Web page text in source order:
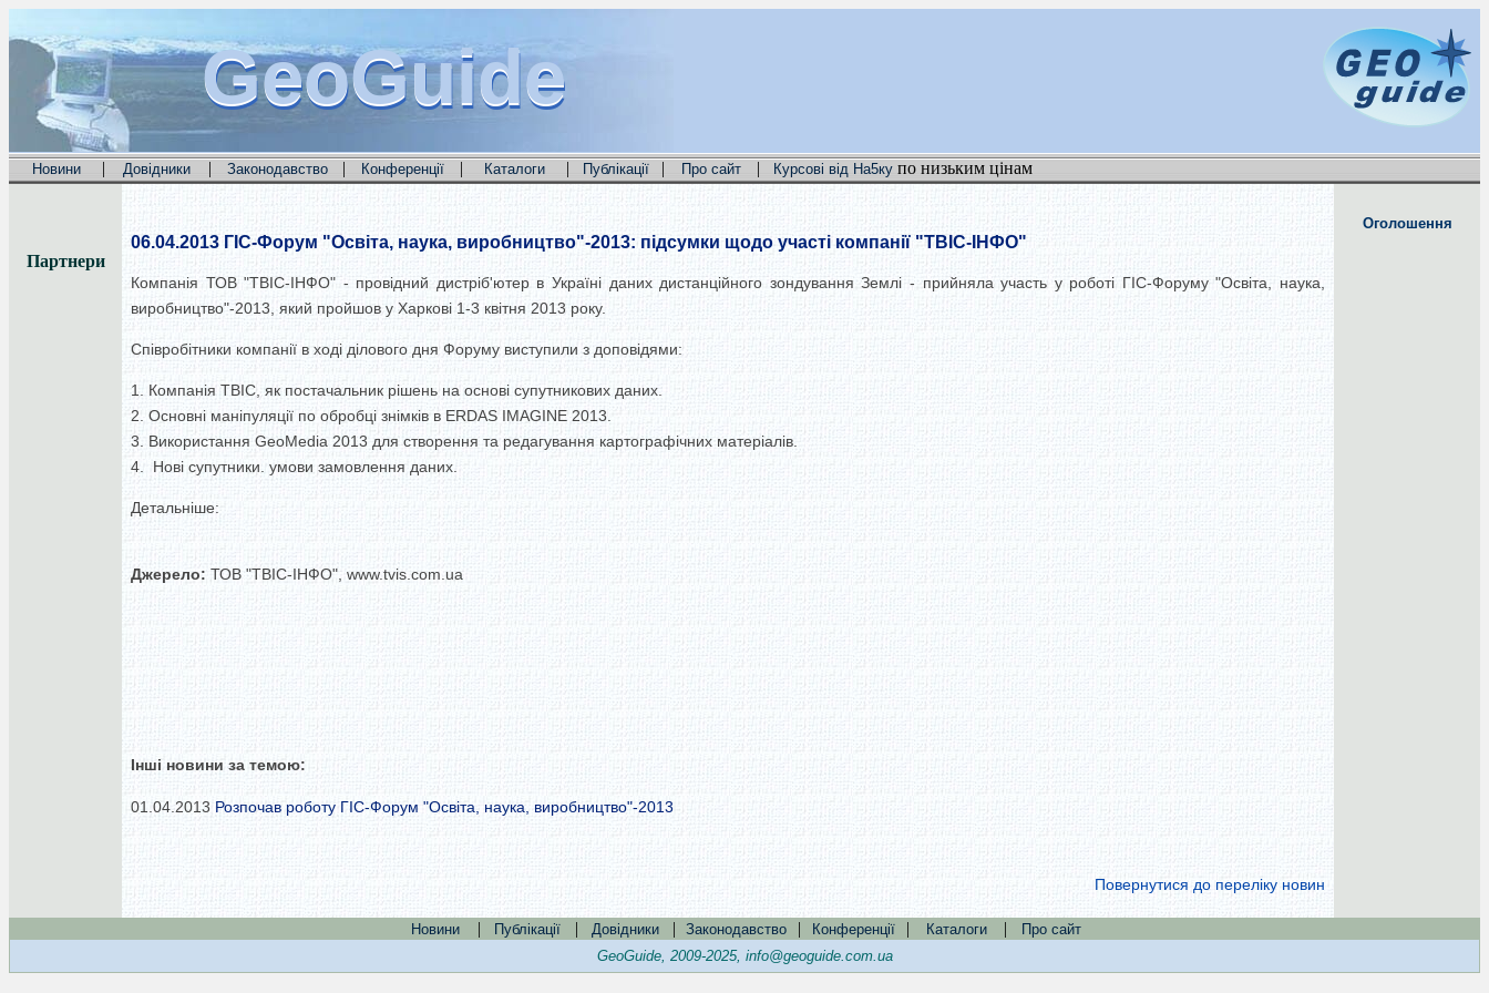
GeoGuide
GeoGuide
GeoGuide
Новини | Довідники | Законодавство | Конференції | Каталоги | Публікації | Про сайт | Курсові від На5ку по низьким цінам
Партнери
06.04.2013 ГІС-Форум "Освіта, наука, виробництво"-2013: підсумки щодо участі компанії "ТВІС-ІНФО"
Компанія ТОВ "ТВІС-ІНФО" - провідний дистріб'ютер в Україні даних дистанційного зондування Землі - прийняла участь у роботі ГІС-Форуму "Освіта, наука,
виробництво"-2013, який пройшов у Харкові 1-3 квітня 2013 року.
Співробітники компанії в ході ділового дня Форуму виступили з доповідями:
1. Компанія ТВІС, як постачальник рішень на основі супутникових даних.
2. Основні маніпуляції по обробці знімків в ERDAS IMAGINE 2013.
3. Використання GeoMedia 2013 для створення та редагування картографічних матеріалів.
4. Нові супутники. умови замовлення даних.
Детальніше:
Джерело: ТОВ "ТВІС-ІНФО", www.tvis.com.ua
Інші новини за темою:
01.04.2013 Розпочав роботу ГІС-Форум "Освіта, наука, виробництво"-2013
Повернутися до переліку новин
Оголошення
Новини | Публікації | Довідники | Законодавство | Конференції | Каталоги |
Про сайт
GeoGuide, 2009-2025, info@geoguide.com.ua